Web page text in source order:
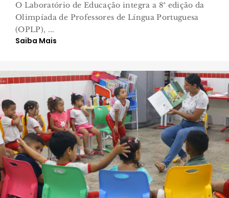
O Laboratório de Educação integra a 8ª edição da
Olimpíada de Professores de Língua Portuguesa
(OPLP), ...
Saiba Mais